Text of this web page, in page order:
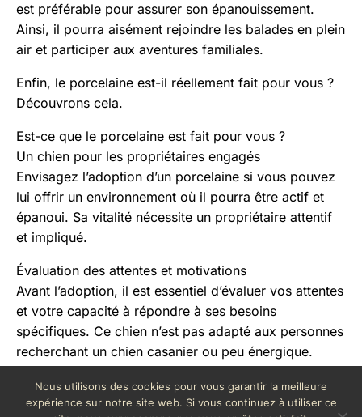
est préférable pour assurer son épanouissement.
Ainsi, il pourra aisément rejoindre les balades en plein
air et participer aux aventures familiales.
Enfin, le porcelaine est-il réellement fait pour vous ?
Découvrons cela.
Est-ce que le porcelaine est fait pour vous ?
Un chien pour les propriétaires engagés
Envisagez l’adoption d’un porcelaine si vous pouvez
lui offrir un environnement où il pourra être actif et
épanoui. Sa vitalité nécessite un propriétaire attentif
et impliqué.
Évaluation des attentes et motivations
Avant l’adoption, il est essentiel d’évaluer vos attentes
et votre capacité à répondre à ses besoins
spécifiques. Ce chien n’est pas adapté aux personnes
recherchant un chien casanier ou peu énergique.
Le porcelaine allie charme et efficacité, et pour les
amateurs de chiens de chasse ou les familles actives,
Nous utilisons des cookies pour vous garantir la meilleure
expérience sur notre site web. Si vous continuez à utiliser ce